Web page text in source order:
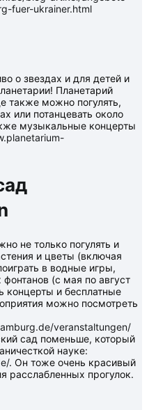
fuer-ukrainer.html
о звездах и для детей и
Планетарий
также можно погулять,
или потанцевать около
музыкальные концерты
не только погулять и
и цветы (включая
в водные игры,
(с мая по август
концерты и бесплатные
можно посмотреть
veranstaltungen/
сад поменьше, который
науке:
. Он тоже очень красивый
расслабленных прогулок.